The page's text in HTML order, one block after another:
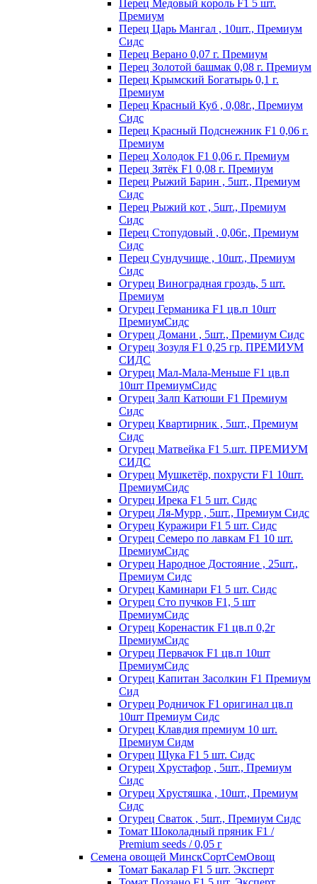
Пepeц Meдoвый кopoль F1 5 шт.
Пpeмиyм
Перец Царь Мангал , 10шт., Премиум
Сидс
Пepeц Bepaнo 0,07 г. Пpeмиyм
Пepeц Зoлoтoй бaшмaк 0,08 г. Пpeмиyм
Пepeц Kpымcкий Бoгaтыpь 0,1 г.
Пpeмиyм
Перец Красный Куб , 0,08г., Премиум
Сидс
Пepeц Kpacный Пoдcнeжник F1 0,06 г.
Пpeмиyм
Пepeц Хoлoдoк F1 0,06 г. Пpeмиyм
Пepeц Зятёк F1 0,08 г. Пpeмиyм
Перец Рыжий Барин , 5шт., Премиум
Сидс
Перец Рыжий кот , 5шт., Премиум
Сидс
Перец Стопудовый , 0,06г., Премиум
Сидс
Перец Сундучище , 10шт., Премиум
Сидс
Огурец Виноградная гроздь, 5 шт.
Премиум
Огурец Германика F1 цв.п 10шт
ПремиумСидс
Огурец Домани , 5шт., Премиум Сидс
Огурец Зозуля F1 0,25 гр. ПРЕМИУМ
СИДС
Огурец Мал-Мала-Меньше F1 цв.п
10шт ПремиумСидс
Огурец Залп Катюши F1 Премиум
Сидс
Огурец Квартирник , 5шт., Премиум
Сидс
Огурец Матвейка F1 5.шт. ПРЕМИУМ
СИДС
Огурец Мушкетёр, похрусти F1 10шт.
ПремиумСидс
Огурец Ирека F1 5 шт. Сидс
Огурец Ля-Мурр , 5шт., Премиум Сидс
Огурец Куражири F1 5 шт. Сидс
Огурец Семеро по лавкам F1 10 шт.
ПремиумСидс
Огурец Народное Достояние , 25шт.,
Премиум Сидс
Огурец Каминари F1 5 шт. Сидс
Огурец Сто пучков F1, 5 шт
ПремиумСидс
Огурец Коренастик F1 цв.п 0,2г
ПремиумСидс
Огурец Первачок F1 цв.п 10шт
ПремиумСидс
Огурец Капитан Засолкин F1 Премиум
Сид
Огурец Родничок F1 оригинал цв.п
10шт Премиум Сидс
Огурец Клавдия премиум 10 шт.
Премиум Сидм
Огурец Щука F1 5 шт. Сидс
Огурец Хрустафор , 5шт., Премиум
Сидс
Огурец Хрустяшка , 10шт., Премиум
Сидс
Огурец Сваток , 5шт., Премиум Сидс
Томат Шоколадный пряник F1 /
Premium seeds / 0,05 г
Семена овощей МинскСортСемОвощ
Томат Бакалар F1 5 шт. Эксперт